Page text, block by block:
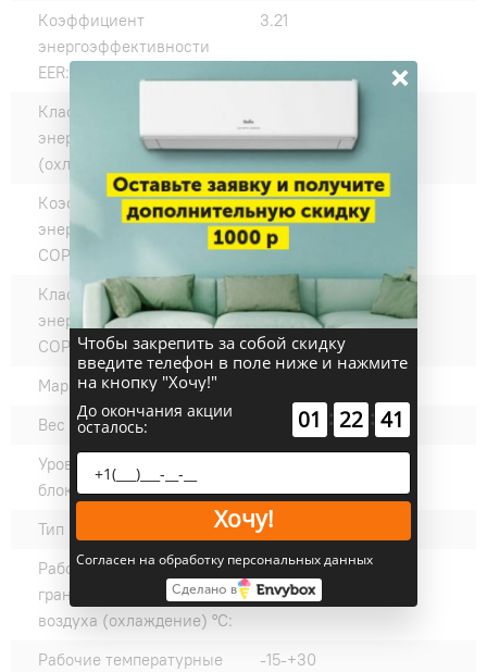
Коэффициент
энергоэффективности
EER:
3.21
Класс
энергоэффективности EER
(охлаждение):
Коэффициент
энергоэффективности
COP:
3.61
Класс
энергоэффективности
COP (нагрев):
Марка компрессора:
Вес внешнего блока, кг:
Уровень шума наружного
блока, дБ(А):
Тип компрессора:
Ротационный
Рабочие температурные
границы наружного
воздуха (охлаждение) °C:
0-+53
Рабочие температурные
-15-+30
×
Чтобы закрепить за собой скидку
введите телефон в поле ниже и нажмите
на кнопку "Хочу!"
До окончания акции
осталось: 01 : 22 : 40
Хочу!
Согласен на обработку персональных данных
Сделано в